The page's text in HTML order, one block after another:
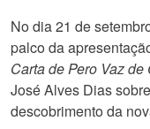
No dia 21 de
palco da
Carta de Pero Vaz de
José Alves Dias
descobrimento da